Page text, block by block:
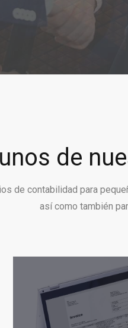
de
de contabilidad para
así como también